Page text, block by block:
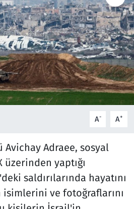
A- A+
Avichay Adraee, sosyal
yaptığı
saldırılarında hayatını
ve fotoğraflarını